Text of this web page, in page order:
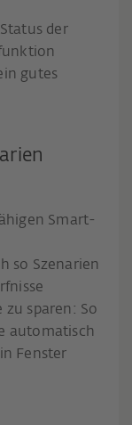
der
gutes
Smart-
so Szenarien
zu sparen: So
automatisch
Fenster